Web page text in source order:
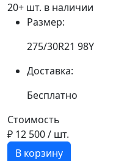
20+ шт. в наличии
Размер:
275/30R21 98Y
Доставка:
Бесплатно
Стоимость
₽ 12 500/ шт.
В корзину